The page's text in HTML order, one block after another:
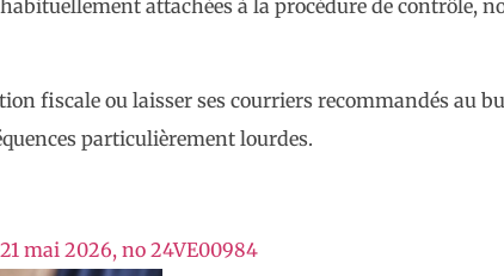
attachées à la procédure de contrôle,
fiscale ou laisser ses courriers recommandés au
particulièrement lourdes.
mai 2026, no 24VE00984